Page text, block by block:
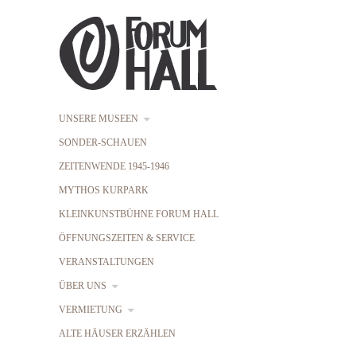
UNSERE MUSEEN
SONDER-SCHAUEN
ZEITENWENDE 1945-1946
MYTHOS KURPARK
KLEINKUNSTBÜHNE FORUM HALL
ÖFFNUNGSZEITEN & SERVICE
VERANSTALTUNGEN
ÜBER UNS
VERMIETUNG
ALTE HÄUSER ERZÄHLEN